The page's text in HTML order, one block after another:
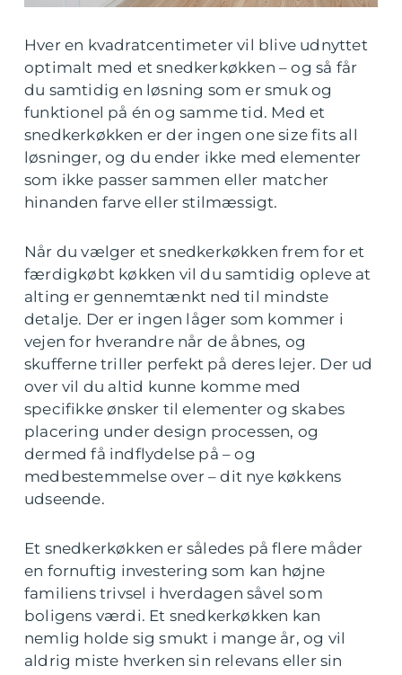
Hver en kvadratcentimeter vil blive udnyttet
optimalt med et snedkerkøkken – og så får
du samtidig en løsning som er smuk og
funktionel på én og samme tid. Med et
snedkerkøkken er der ingen one size fits all
løsninger, og du ender ikke med elementer
som ikke passer sammen eller matcher
hinanden farve eller stilmæssigt.
Når du vælger et snedkerkøkken frem for et
færdigkøbt køkken vil du samtidig opleve at
alting er gennemtænkt ned til mindste
detalje. Der er ingen låger som kommer i
vejen for hverandre når de åbnes, og
skufferne triller perfekt på deres lejer. Der ud
over vil du altid kunne komme med
specifikke ønsker til elementer og skabes
placering under design processen, og
dermed få indflydelse på – og
medbestemmelse over – dit nye køkkens
udseende.
Et snedkerkøkken er således på flere måder
en fornuftig investering som kan højne
familiens trivsel i hverdagen såvel som
boligens værdi. Et snedkerkøkken kan
nemlig holde sig smukt i mange år, og vil
aldrig miste hverken sin relevans eller sin